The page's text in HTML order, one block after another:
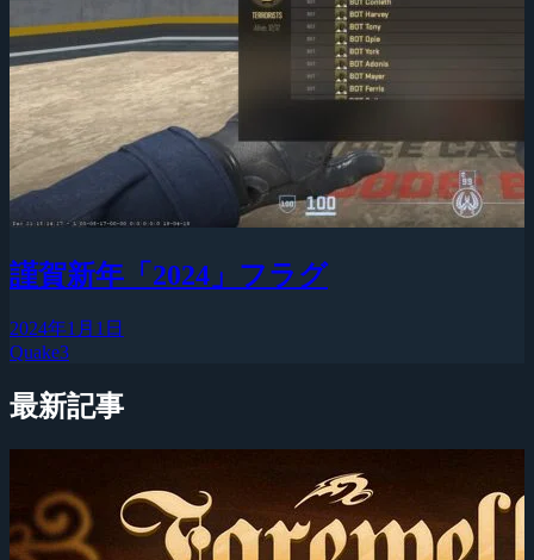
謹賀新年「2024」フラグ
2024年1月1日
Quake3
最新記事